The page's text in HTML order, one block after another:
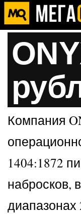
Компания
1404:1872
набросков,
диапазонах